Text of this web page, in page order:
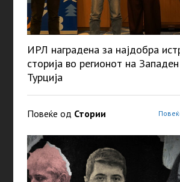
ИРЛ наградена за најдобра
сторија во регионот на
Турција
Повеќе од Стории